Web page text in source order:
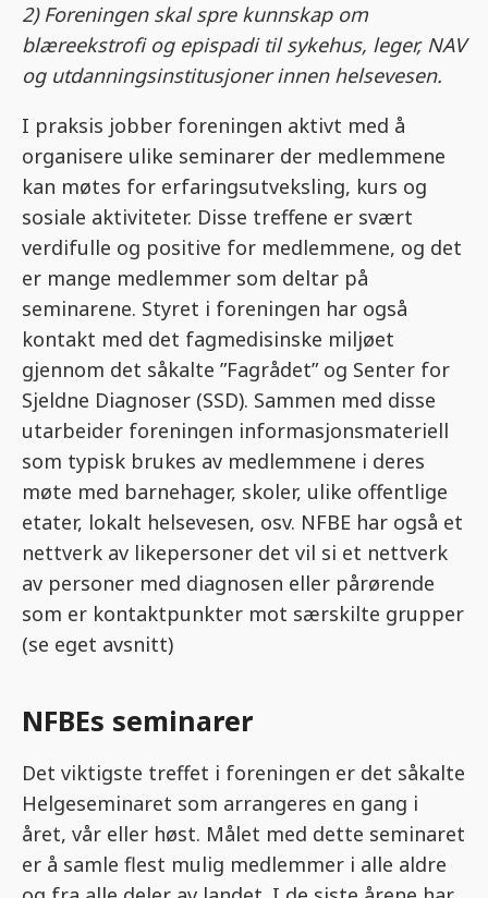
2) Foreningen skal spre kunnskap om
blæreekstrofi og epispadi til sykehus, leger, NAV
og utdanningsinstitusjoner innen helsevesen.
I praksis jobber foreningen aktivt med å
organisere ulike seminarer der medlemmene
kan møtes for erfaringsutveksling, kurs og
sosiale aktiviteter. Disse treffene er svært
verdifulle og positive for medlemmene, og det
er mange medlemmer som deltar på
seminarene. Styret i foreningen har også
kontakt med det fagmedisinske miljøet
gjennom det såkalte ”Fagrådet” og Senter for
Sjeldne Diagnoser (SSD). Sammen med disse
utarbeider foreningen informasjonsmateriell
som typisk brukes av medlemmene i deres
møte med barnehager, skoler, ulike offentlige
etater, lokalt helsevesen, osv. NFBE har også et
nettverk av likepersoner det vil si et nettverk
av personer med diagnosen eller pårørende
som er kontaktpunkter mot særskilte grupper
(se eget avsnitt)
NFBEs seminarer
Det viktigste treffet i foreningen er det såkalte
Helgeseminaret som arrangeres en gang i
året, vår eller høst. Målet med dette seminaret
er å samle flest mulig medlemmer i alle aldre